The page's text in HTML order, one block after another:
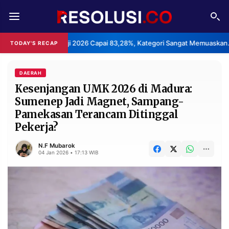
TODAY'S RECAP
Haji 2026 Capai 83,28%, Kategori Sangat Memuaskan. •
REDAKSI TENTANG
RESOLUSI IKLAN
RUBRIKASI
EDITORIAL AKSARA
FINANSIA
DAERAH NASIONAL
DAERAH
Kesenjangan UMK 2026 di Madura:
Sumenep Jadi Magnet, Sampang-
Pamekasan Terancam Ditinggal
Pekerja?
N.F Mubarok
04 Jan 2026 • 17:13 WIB